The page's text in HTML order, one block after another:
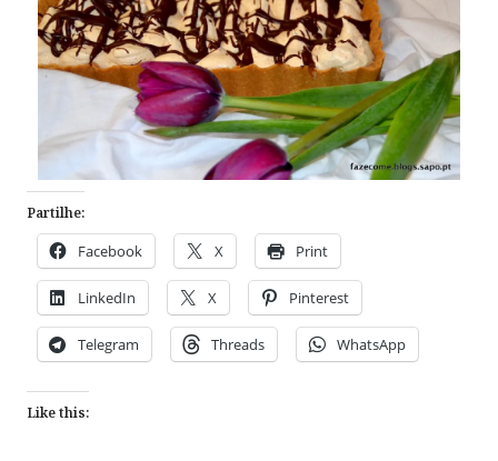
Partilhe:
Facebook X Print
LinkedIn X Pinterest
Telegram Threads WhatsApp
Like this: